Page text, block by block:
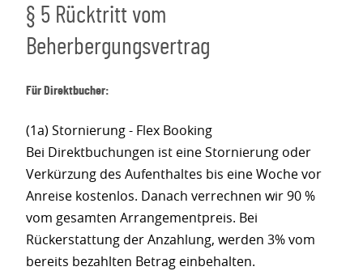
§ 5 Rücktritt vom
Beherbergungsvertrag
Für Direktbucher:
(1a) Stornierung - Flex Booking
Bei Direktbuchungen ist eine Stornierung oder
Verkürzung des Aufenthaltes bis eine Woche vor
Anreise kostenlos. Danach verrechnen wir 90 %
vom gesamten Arrangementpreis. Bei
Rückerstattung der Anzahlung, werden 3% vom
bereits bezahlten Betrag einbehalten.